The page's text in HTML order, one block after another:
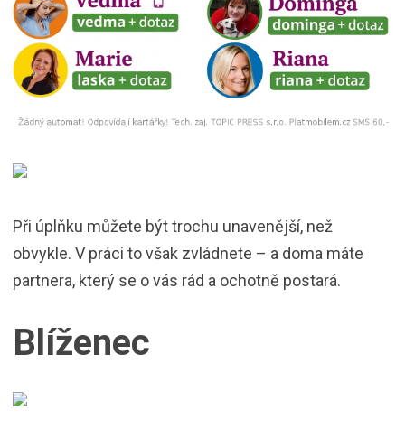
Při úplňku můžete být trochu unavenější, než
obvykle. V práci to však zvládnete – a doma máte
partnera, který se o vás rád a ochotně postará.
Blíženec